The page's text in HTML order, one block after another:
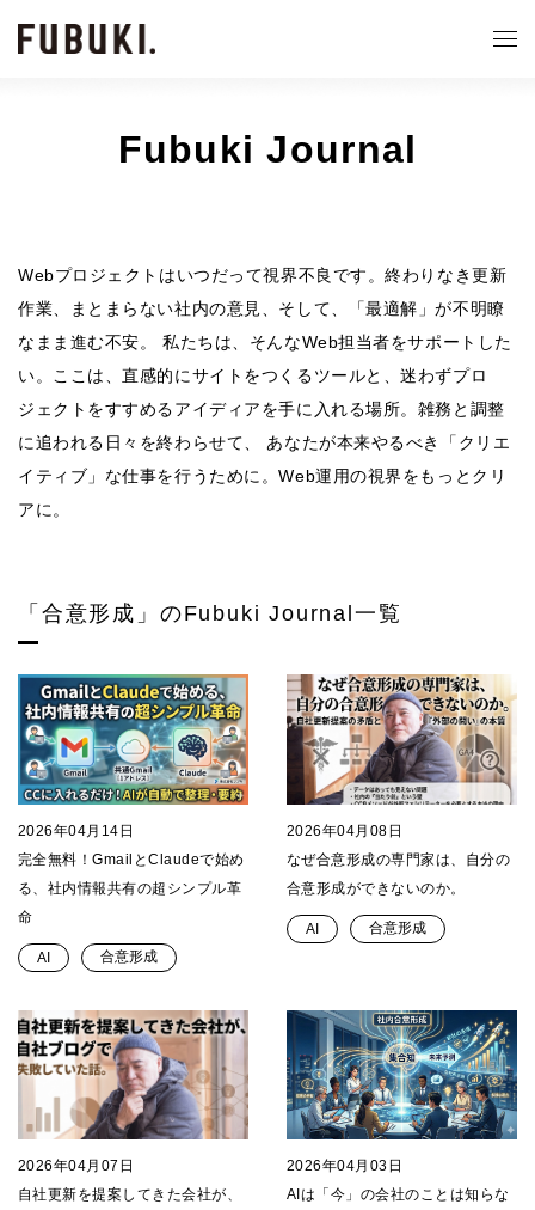
Fubuki Journal
Webプロジェクトはいつだって視界不良です。終わりなき更新
作業、まとまらない社内の意見、そして、「最適解」が不明瞭
なまま進む不安。 私たちは、そんなWeb担当者をサポートした
い。ここは、直感的にサイトをつくるツールと、迷わずプロ
ジェクトをすすめるアイディアを手に入れる場所。雑務と調整
に追われる日々を終わらせて、 あなたが本来やるべき「クリエ
イティブ」な仕事を行うために。Web運用の視界をもっとクリ
アに。
「合意形成」のFubuki Journal一覧
2026年04月14日
完全無料！GmailとClaudeで始め
る、社内情報共有の超シンプル革
命
AI 合意形成
2026年04月08日
なぜ合意形成の専門家は、自分の
合意形成ができないのか。
AI 合意形成
2026年04月07日
自社更新を提案してきた会社が、
2026年04月03日
AIは「今」の会社のことは知らな